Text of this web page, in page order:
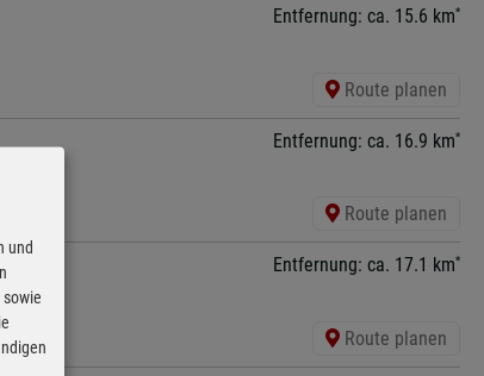
Entfernung: ca. 15.6 km*
Route planen
Entfernung: ca. 16.9 km*
Route planen
Entfernung: ca. 17.1 km*
Route planen
und